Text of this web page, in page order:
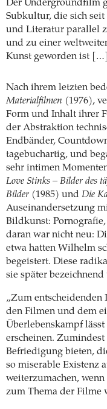
Der Undergroundfilm
Subkultur, die sich seit
und Literatur parallel
und zu einer
Kunst geworden ist
Nach ihrem letzten
Materialfilmen (1976),
Form und Inhalt ihrer
der Abstraktion
Endbänder,
tagebuchartig, und
sehr intimen
Love Stinks – Bilder des
Bilder (1985) und Die
Auseinandersetzung
Bildkunst:
daran war nicht neu:
etwa hatten Wilhelm
begeistert. Diese
sie später
„Zum
den Filmen und dem
Überlebenskampf
erscheinen.
Befriedigung bieten,
so miserable Existenz
weiterzumachen,
zum Thema der Filme